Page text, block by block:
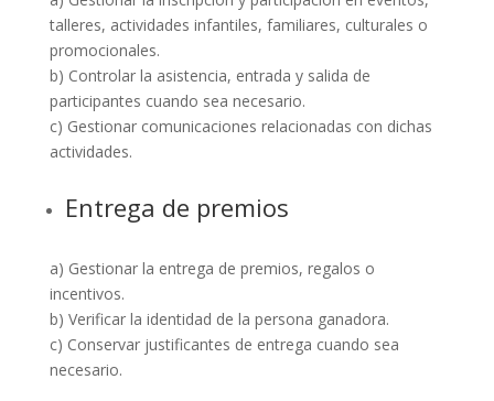
talleres, actividades infantiles, familiares, culturales o
promocionales.
b) Controlar la asistencia, entrada y salida de
participantes cuando sea necesario.
c) Gestionar comunicaciones relacionadas con dichas
actividades.
Entrega de premios
a) Gestionar la entrega de premios, regalos o
incentivos.
b) Verificar la identidad de la persona ganadora.
c) Conservar justificantes de entrega cuando sea
necesario.